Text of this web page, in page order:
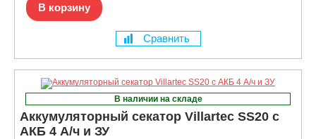
В корзину
Сравнить
В наличии на складе
Аккумуляторный секатор Villartec SS20 с
АКБ 4 А/ч и ЗУ